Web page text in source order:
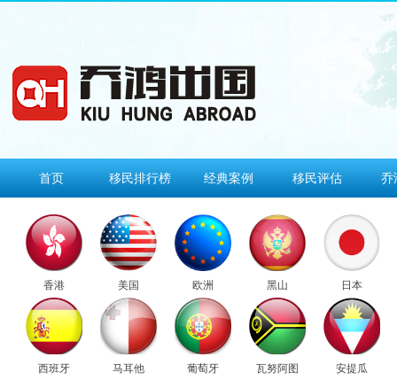
首页 移民排行榜 经典案例 移民评估 乔
香港 美国 欧洲 黑山 日本
西班牙 马耳他 葡萄牙 瓦努阿图 安提瓜